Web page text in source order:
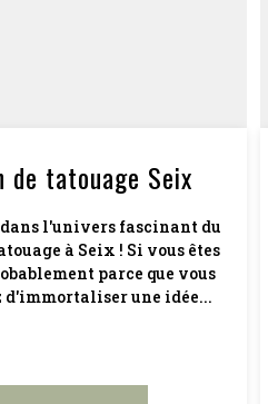
de tatouage Seix
l'univers fascinant du
à Seix ! Si vous êtes
parce que vous
d'immortaliser une idée...